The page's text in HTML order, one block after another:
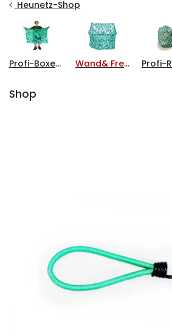
Heunetz-Shop
Profi-Boxenheunetz Wand& Fressstandheunetz
Shop